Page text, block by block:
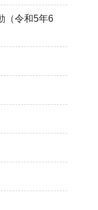
（令和5年6